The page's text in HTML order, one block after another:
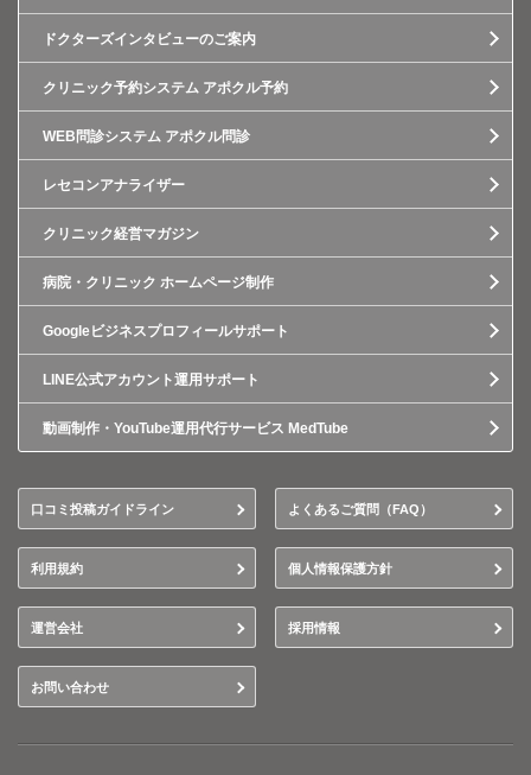
ドクターズインタビューのご案内
クリニック予約システム アポクル予約
WEB問診システム アポクル問診
レセコンアナライザー
クリニック経営マガジン
病院・クリニック ホームページ制作
Googleビジネスプロフィールサポート
LINE公式アカウント運用サポート
動画制作・YouTube運用代行サービス MedTube
口コミ投稿ガイドライン よくあるご質問（FAQ）
利用規約 個人情報保護方針
運営会社 採用情報
お問い合わせ